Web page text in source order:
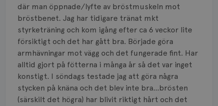
där man öppnade/lyfte av bröstmuskeln mot
bröstbenet. Jag har tidigare tränat mkt
styrketräning och kom igång efter ca 6 veckor lite
försiktigt och det har gått bra. Började göra
armhävningar mot vägg och det fungerade fint. Har
alltid gjort på fötterna i många år så det var inget
konstigt. I söndags testade jag att göra några
stycken på knäna och det blev inte bra…brösten
(särskilt det högra) har blivit riktigt hårt och det
Läkemedel
Typ av bröstcancer
Smärta
Prognos
Risker